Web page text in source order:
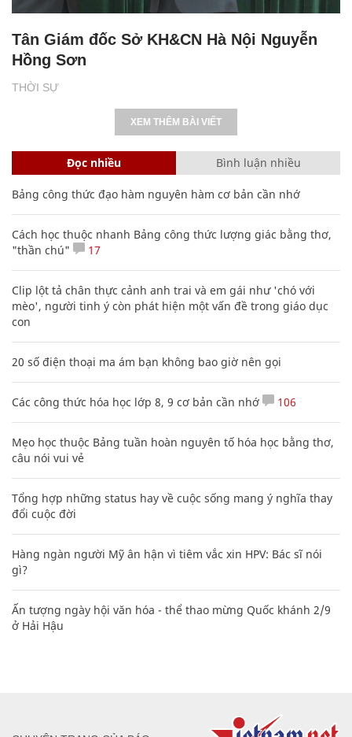
THỜI SỰ
Tân Giám đốc Sở KH&CN Hà Nội Nguyễn
Hồng Sơn
XEM THÊM BÀI VIẾT
Đọc nhiều Bình luận nhiều
Bảng công thức đạo hàm nguyên hàm cơ bản cần nhớ
Cách học thuộc nhanh Bảng công thức lượng giác bằng thơ,
"thần chú"
17
Clip lột tả chân thực cảnh anh trai và em gái như 'chó với
mèo', người tinh ý còn phát hiện một vấn đề trong giáo dục
con
20 số điện thoại ma ám bạn không bao giờ nên gọi
Các công thức hóa học lớp 8, 9 cơ bản cần nhớ 106
Mẹo học thuộc Bảng tuần hoàn nguyên tố hóa học bằng thơ,
câu nói vui vẻ
Tổng hợp những status hay về cuộc sống mang ý nghĩa thay
đổi cuộc đời
Hàng ngàn người Mỹ ân hận vì tiêm vắc xin HPV: Bác sĩ nói
gì?
Ấn tượng ngày hội văn hóa - thể thao mừng Quốc khánh 2/9
ở Hải Hậu